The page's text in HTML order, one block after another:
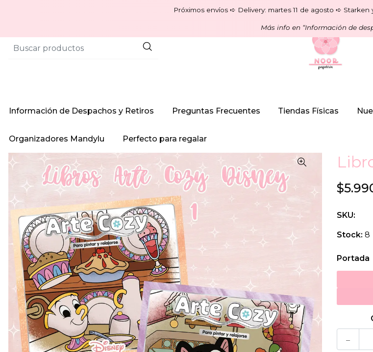
Próximos envíos ➪ Delivery: martes 11 de agosto ➪ Starken
Más info en “Información de
Información de Despachos y Retiros Preguntas Frecuentes Tiendas Físicas
Organizadores Mandylu Perfecto para regalar
SKU:
Stock: 8
Portada
-